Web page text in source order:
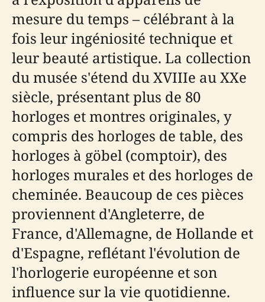
mesure du temps – célébrant à la
fois leur ingéniosité technique et
leur beauté artistique. La collection
du musée s'étend du XVIIIe au XXe
siècle, présentant plus de 80
horloges et montres originales, y
compris des horloges de table, des
horloges à göbel (comptoir), des
horloges murales et des horloges de
cheminée. Beaucoup de ces pièces
proviennent d'Angleterre, de
France, d'Allemagne, de Hollande et
d'Espagne, reflétant l'évolution de
l'horlogerie européenne et son
influence sur la vie quotidienne.